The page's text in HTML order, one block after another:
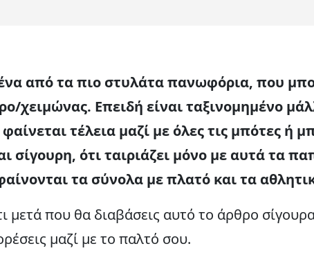
από τα πιο στυλάτα πανωφόρια, που
χειμώνας. Επειδή είναι ταξινομημένο
τέλεια μαζί με όλες τις μπότες ή
σίγουρη, ότι ταιριάζει μόνο με αυτά τα
τα σύνολα με πλατό και τα
μετά που θα διαβάσεις αυτό το άρθρο
μαζί με το παλτό σου.